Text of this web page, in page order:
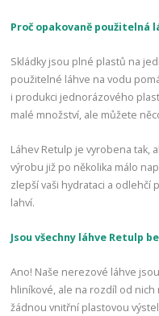
Proč opakovaně použitelná
Skládky jsou plné plastů na
použitelné láhve na vodu
i produkci jednorázového
malé množství, ale můžete
Láhev Retulp je vyrobena tak,
výrobu již po několika málo
zlepší vaši hydrataci a odlehčí
lahví.
Jsou všechny láhve Retulp
Ano! Naše nerezové láhve
hliníkové, ale na rozdíl od
žádnou vnitřní plastovou